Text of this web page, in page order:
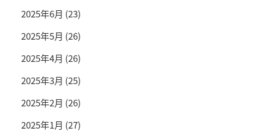
2025年6月 (23)
2025年5月 (26)
2025年4月 (26)
2025年3月 (25)
2025年2月 (26)
2025年1月 (27)